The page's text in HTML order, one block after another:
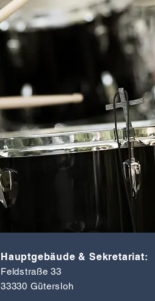
Hauptgebäude & Sekretariat:
Feldstraße 33
33330 Gütersloh